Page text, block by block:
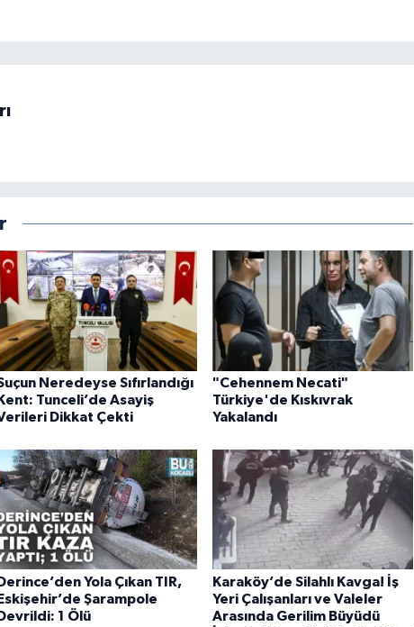
Neredeyse Sıfırlandığı
Kent: Tunceli’de Asayiş
Dikkat Çekti
"Cehennem Necati"
Türkiye'de Kıskıvrak
Yakalandı
Derince’den Yola Çıkan TIR,
Eskişehir’de Şarampole
Devrildi: 1 Ölü
Karaköy’de Silahlı Kavga! İş
Yeri Çalışanları ve Valeler
Arasında Gerilim Büyüdü